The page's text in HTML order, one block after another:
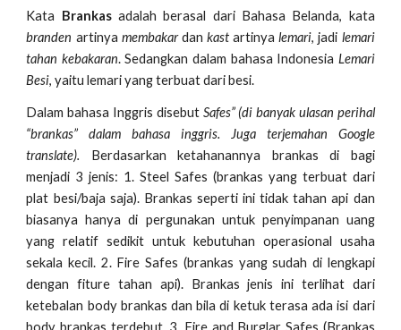
Kata Brankasadalah berasal dari Bahasa Belanda, kata
branden artinya membakardankast artinyalemari, jadi lemari
tahan kebakaran. Sedangkan dalam bahasa Indonesia Lemari
Besi, yaitu lemari yang terbuat dari besi.
Dalam bahasa Inggris disebut Safes” (di banyak ulasan perihal
“brankas” dalam bahasa inggris. Juga terjemahan Google
translate). Berdasarkan ketahanannya brankas di bagi
menjadi 3 jenis: 1. Steel Safes (brankas yang terbuat dari
plat besi/baja saja). Brankas seperti ini tidak tahan api dan
biasanya hanya di pergunakan untuk penyimpanan uang
yang relatif sedikit untuk kebutuhan operasional usaha
sekala kecil. 2. Fire Safes (brankas yang sudah di lengkapi
dengan fiture tahan api). Brankas jenis ini terlihat dari
ketebalan body brankas dan bila di ketuk terasa ada isi dari